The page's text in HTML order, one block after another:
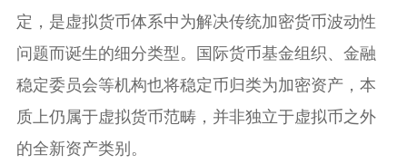
定，是虚拟货币体系中为解决传统加密货币波动性
问题而诞生的细分类型。国际货币基金组织、金融
稳定委员会等机构也将稳定币归类为加密资产，本
质上仍属于虚拟货币范畴，并非独立于虚拟币之外
的全新资产类别。